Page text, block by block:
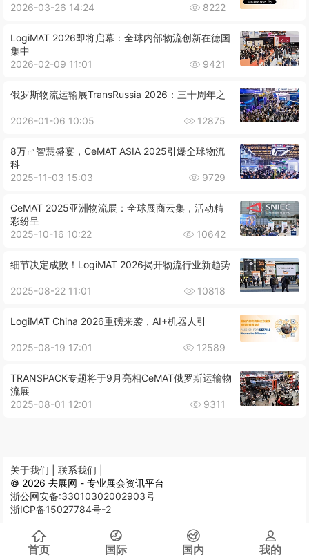
2026-03-26 14:24 8222
LogiMAT 2026即将启幕：全球内部物流创新在德国
集中
2026-02-09 11:01
9421
俄罗斯物流运输展TransRussia 2026：三十周年之
2026-01-06 10:05 12875
8万㎡智慧盛宴，CeMAT ASIA 2025引爆全球物流
科
2025-11-03 15:03
9729
CeMAT 2025亚洲物流展：全球展商云集，活动精
彩纷呈
2025-10-16 10:22
10642
细节决定成败！LogiMAT 2026揭开物流行业新趋势
2025-08-22 11:01 10818
LogiMAT China 2026重磅来袭，AI+机器人引
2025-08-19 17:01 12589
TRANSPACK专题将于9月亮相CeMAT俄罗斯运输物
流展
2025-08-01 12:01
9311
首页 国际 国内 我的
关于我们 | 联系我们 |
© 2026 去展网 - 专业展会资讯平台
浙公网安备:33010302002903号
浙ICP备15027784号-2